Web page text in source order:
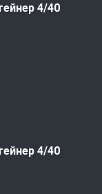
4/40
4/40